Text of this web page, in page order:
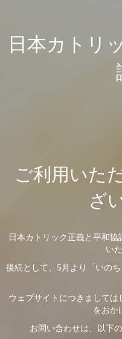
日本カトリ
ご利用いた
ざ
日本カトリック正義と平和
い
後続として、5月より「いの
ウェブサイトにつきまして
をおか
お問い合わせは、以下